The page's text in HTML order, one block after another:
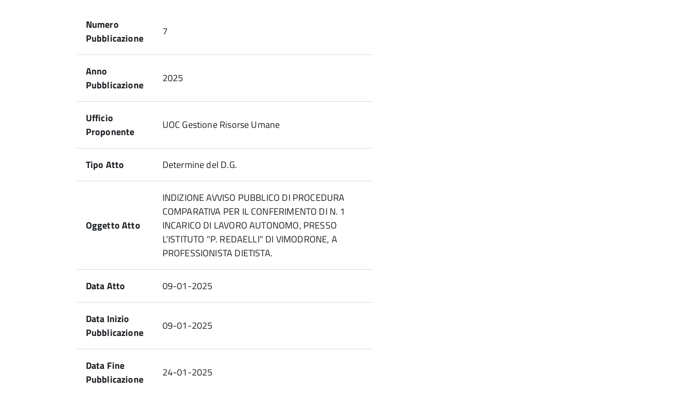
Numero
Pubblicazione
7
Anno
Pubblicazione
2025
Ufficio
Proponente
UOC Gestione Risorse Umane
Tipo Atto Determine del D.G.
Oggetto Atto
INDIZIONE AVVISO PUBBLICO DI PROCEDURA
COMPARATIVA PER IL CONFERIMENTO DI N. 1
INCARICO DI LAVORO AUTONOMO, PRESSO
L'ISTITUTO "P. REDAELLI" DI VIMODRONE, A
PROFESSIONISTA DIETISTA.
Data Atto 09-01-2025
Data Inizio
Pubblicazione
09-01-2025
Data Fine
Pubblicazione
24-01-2025